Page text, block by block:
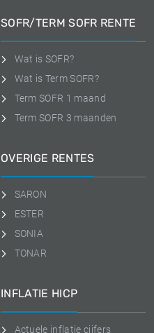
SOFR/TERM SOFR RENTE
Wat is SOFR?
Wat is Term SOFR?
Term SOFR 1 maand
Term SOFR 3 maanden
OVERIGE RENTES
SARON
ESTER
SONIA
TONAR
INFLATIE HICP
Actuele inflatie cijfers